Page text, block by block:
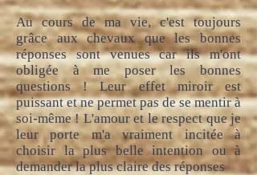
Au cours de ma vie, c'est toujours
grâce aux chevaux que les bonnes
réponses sont venues car ils m'ont
obligée à me poser les bonnes
questions ! Leur effet miroir est
puissant et ne permet pas de se mentir à
soi-même ! L'amour et le respect que je
leur porte m'a vraiment incitée à
choisir la plus belle intention ou à
demander la plus claire des réponses